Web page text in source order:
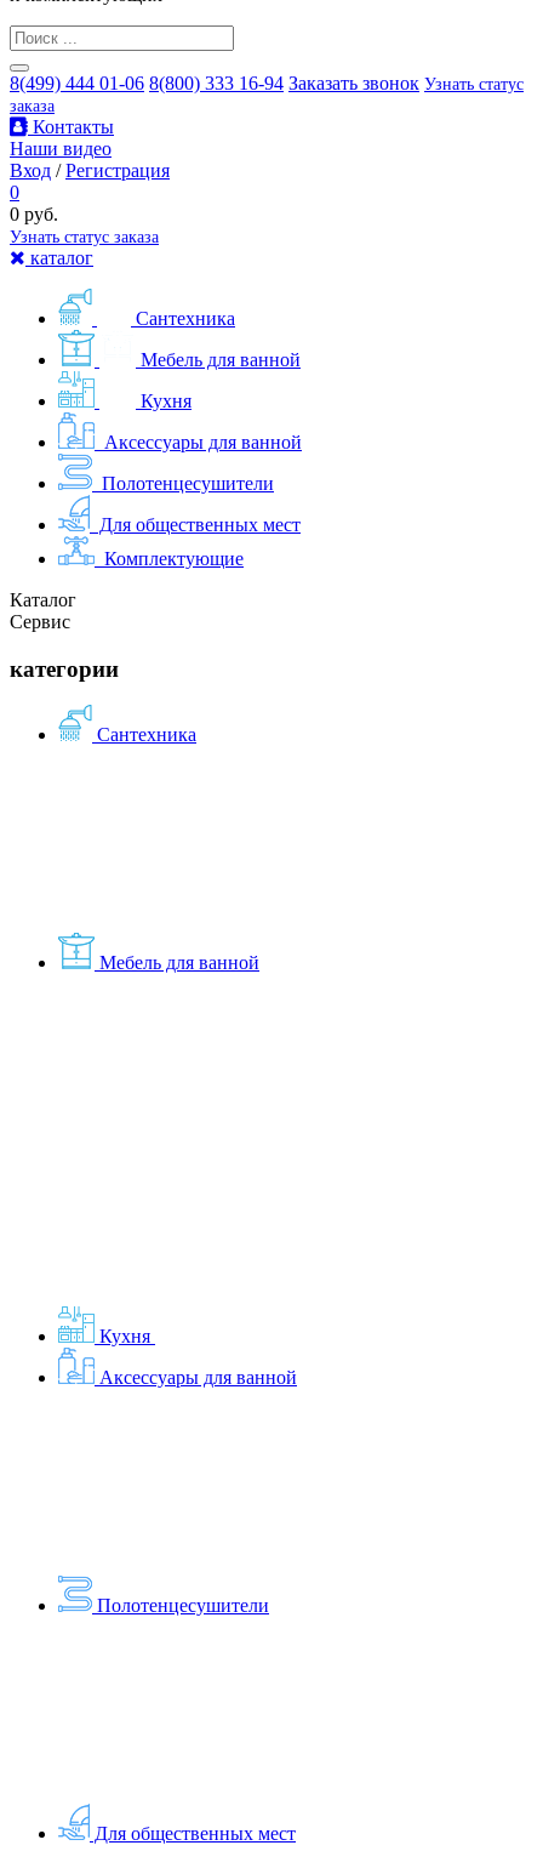
8(499) 444 01-06 8(800) 333 16-94 Заказать звонок Узнать статус
заказа
Контакты
Наши видео
Вход /Регистрация
0
0 руб.
Узнать статус заказа
каталог
Сантехника
Мебель для ванной
Кухня
Аксессуары для ванной
Полотенцесушители
Для общественных мест
Комплектующие
Каталог
Сервис
категории
Сантехника
Мебель для ванной
Кухня
Аксессуары для ванной
Полотенцесушители
Для общественных мест